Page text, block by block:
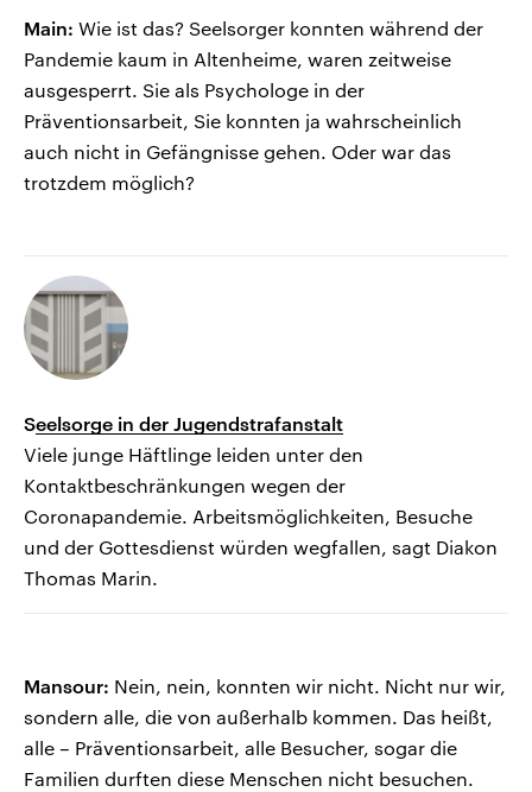
Main: Wie ist das? Seelsorger konnten während der
Pandemie kaum in Altenheime, waren zeitweise
ausgesperrt. Sie als Psychologe in der
Präventionsarbeit, Sie konnten ja wahrscheinlich
auch nicht in Gefängnisse gehen. Oder war das
trotzdem möglich?
Seelsorge in der Jugendstrafanstalt
Viele junge Häftlinge leiden unter den
Kontaktbeschränkungen wegen der
Coronapandemie. Arbeitsmöglichkeiten, Besuche
und der Gottesdienst würden wegfallen, sagt Diakon
Thomas Marin.
Mansour: Nein, nein, konnten wir nicht. Nicht nur wir,
sondern alle, die von außerhalb kommen. Das heißt,
alle – Präventionsarbeit, alle Besucher, sogar die
Familien durften diese Menschen nicht besuchen.